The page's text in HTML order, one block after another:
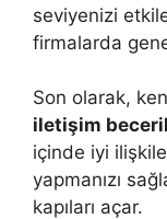
seviyenizi
firmalarda
Son olarak,
iletişim
içinde iyi
yapmanızı
kapıları açar.